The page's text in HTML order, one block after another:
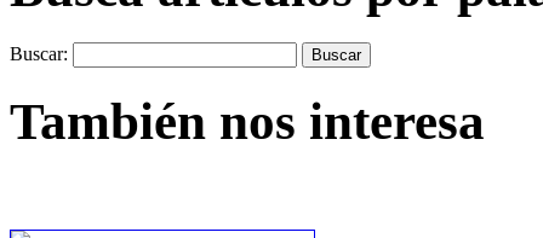
Buscar:
También nos interesa